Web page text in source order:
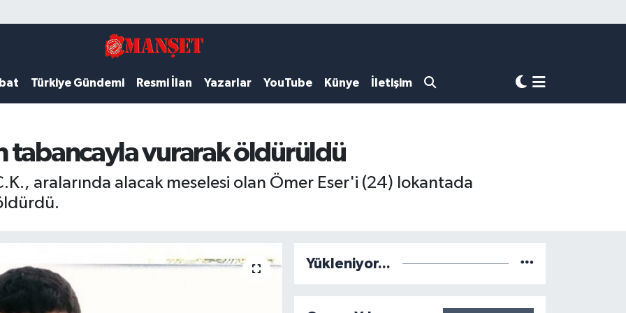
Türkiye Gündemi Resmi İlan Yazarlar YouTube Künye İletişim
tabancayla vurarak öldürüldü
aralarında alacak meselesi olan Ömer Eser'i (24) lokantada
Yükleniyor...